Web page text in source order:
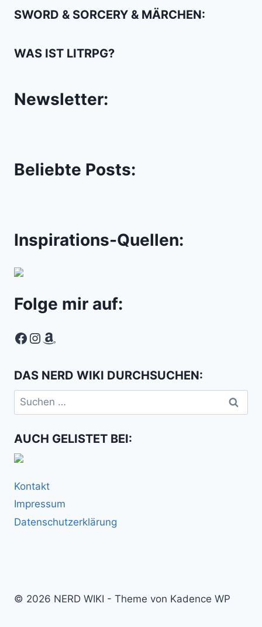
SWORD & SORCERY & MÄRCHEN:
WAS IST LITRPG?
Newsletter:
Beliebte Posts:
Inspirations-Quellen:
Folge mir auf:
Facebook
Instagram
Amazon
DAS NERD WIKI DURCHSUCHEN:
Suchen
nach:
AUCH GELISTET BEI:
Kontakt
Impressum
Datenschutzerklärung
© 2026 NERD WIKI - Theme von Kadence WP